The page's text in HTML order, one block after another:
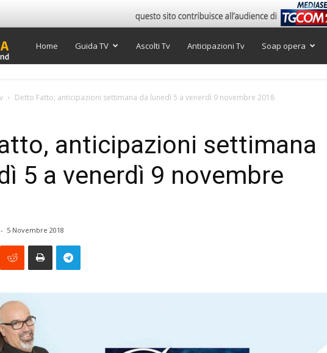
Super
Home Guida TV Ascolti Tv Anticipazioni Tv Soap opera
Detto Fatto, anticipazioni settimana da lunedì 5 a venerdì 9 novembre 2018
anticipazioni settimana
5 a venerdì 9 novembre
- 5 Novembre 2018